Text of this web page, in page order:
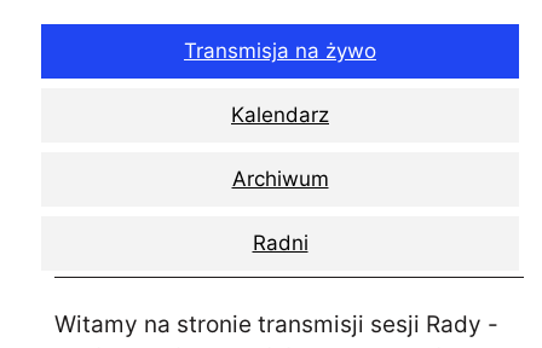
Transmisja na żywo
Kalendarz
Archiwum
Radni
Witamy na stronie transmisji sesji Rady -